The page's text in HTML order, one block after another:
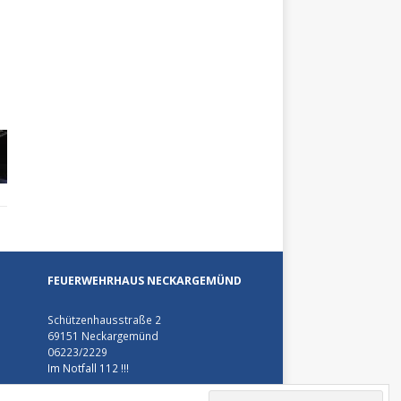
FEUERWEHRHAUS NECKARGEMÜND
Schützenhausstraße 2
69151 Neckargemünd
06223/2229
Im Notfall 112 !!!